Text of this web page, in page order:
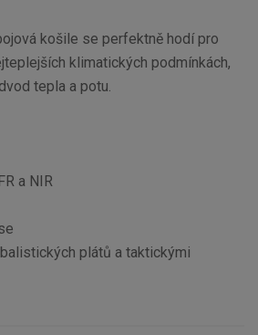
košile se perfektně hodí pro
klimatických podmínkách,
tepla a potu.
a NIR
plátů a taktickými